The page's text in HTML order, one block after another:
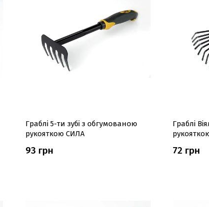
Граблі 5-ти зубі з обгумованою
рукояткою СИЛА
93 грн
Граблі
72 грн